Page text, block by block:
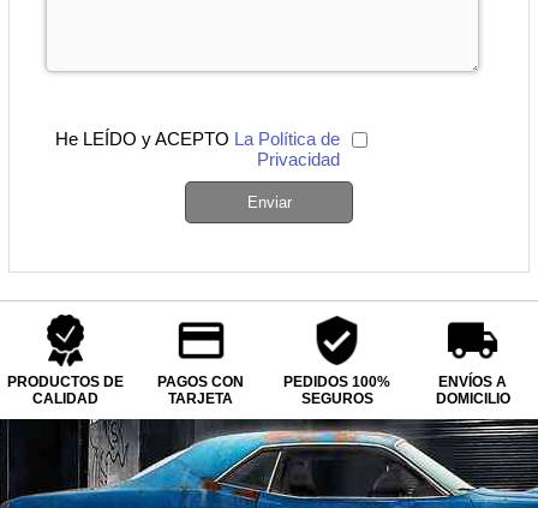
He LEÍDO y ACEPTO La Política de
Privacidad
Enviar
PRODUCTOS DE
CALIDAD
PAGOS CON
TARJETA
PEDIDOS 100%
SEGUROS
ENVÍOS A
DOMICILIO